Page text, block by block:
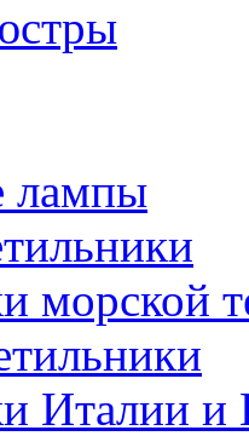
лампы
морской
Италии и